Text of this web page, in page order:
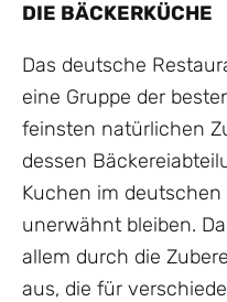
DIE BÄCKERKÜCHE
Das deutsche
eine Gruppe der
feinsten natürlichen
dessen
Kuchen im
unerwähnt bleiben.
allem durch die
aus, die für